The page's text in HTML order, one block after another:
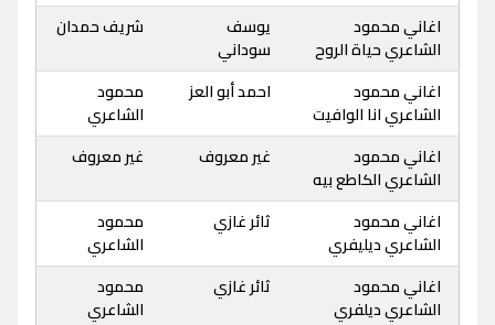
اغاني محمود
الشاعري حياة الروح
يوسف
سوداني
شريف حمدان
اغاني محمود
الشاعري انا الوافيت
احمد أبو العز
محمود
الشاعري
اغاني محمود
الشاعري الكاطع بيه
غير معروف غير معروف
اغاني محمود
الشاعري ديليفري
ثائر غازي
محمود
الشاعري
اغاني محمود
الشاعري ديلفري
ثائر غازي
محمود
الشاعري